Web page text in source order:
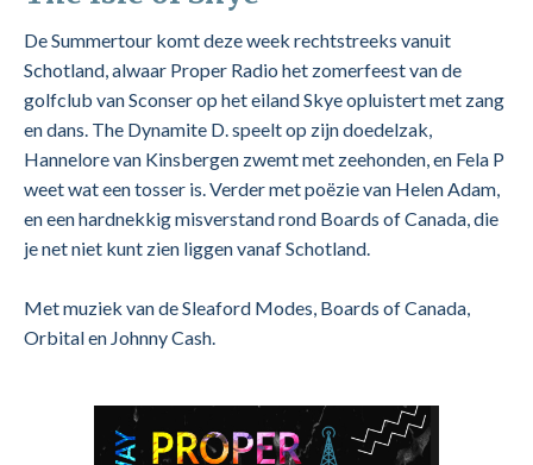
De Summertour komt deze week rechtstreeks vanuit
Schotland, alwaar Proper Radio het zomerfeest van de
golfclub van Sconser op het eiland Skye opluistert met zang
en dans. The Dynamite D. speelt op zijn doedelzak,
Hannelore van Kinsbergen zwemt met zeehonden, en Fela P
weet wat een tosser is. Verder met poëzie van Helen Adam,
en een hardnekkig misverstand rond Boards of Canada, die
je net niet kunt zien liggen vanaf Schotland.
Met muziek van de Sleaford Modes, Boards of Canada,
Orbital en Johnny Cash.